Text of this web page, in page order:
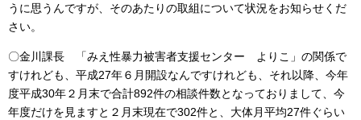
うに思うんですが、そのあたりの取組について状況をお知らせくだ
さい。
〇金川課長 「みえ性暴力被害者支援センター よりこ」の関係で
すけれども、平成27年６月開設なんですけれども、それ以降、今年
度平成30年２月末で合計892件の相談件数となっておりまして、今
年度だけを見ますと２月末現在で302件と、大体月平均27件ぐらい